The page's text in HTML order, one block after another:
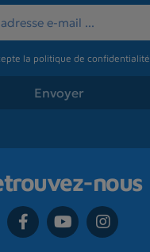
la politique de confidentialité
nous